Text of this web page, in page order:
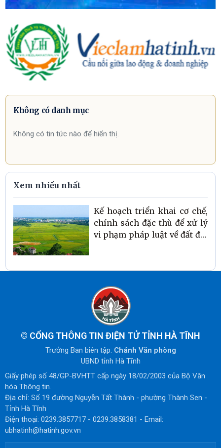
Không có danh mục
Không có tin tức nào để hiển thị.
Xem nhiều nhất
Kế hoạch triển khai cơ chế,
chính sách đặc thù để xử lý
vi phạm pháp luật về đất đai
© CỔNG THÔNG TIN ĐIỆN TỬ TỈNH HÀ TĨNH
Trưởng Ban biên tập: Chánh Văn phòng
UBND tỉnh Hà Tĩnh
Giấy phép số 48/GP-BVHTT cấp ngày 18/02/2003 của Bộ Văn
hóa Thông tin.
Địa chỉ: Số 19 đường Nguyễn Tất Thành - phường Thành Sen -
Tỉnh Hà Tĩnh
Điện thoại: 0239.3857717 - 0239.3858381 - Email:
ubhatinh@hatinh.gov.vn